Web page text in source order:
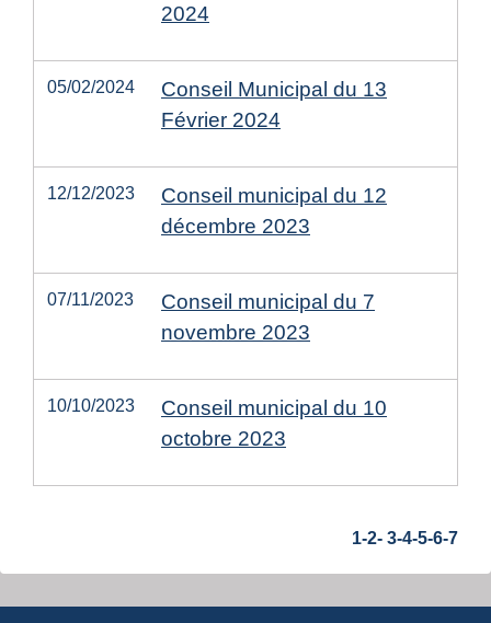
2024
05/02/2024
Conseil Municipal du 13
Février 2024
12/12/2023
Conseil municipal du 12
décembre 2023
07/11/2023
Conseil municipal du 7
novembre 2023
10/10/2023
Conseil municipal du 10
octobre 2023
1-2- 3-4-5-6-7